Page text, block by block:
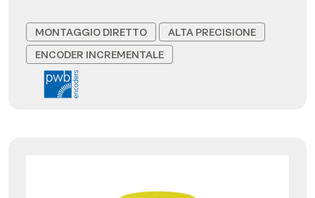
MONTAGGIO DIRETTO
ALTA PRECISIONE
ENCODER INCREMENTALE